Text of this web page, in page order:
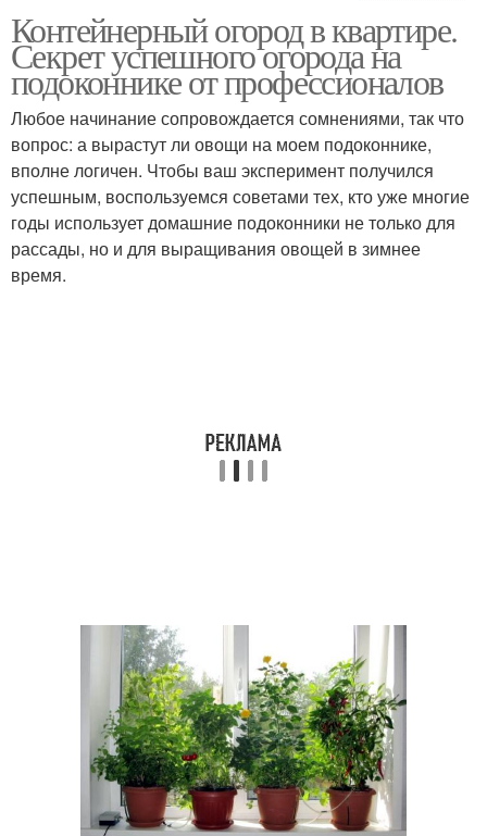
Семен для
выращивания
Вертикальный огород
Домашний огород
Контейнерный огород в квартире.
Секрет успешного огорода на
подоконнике от профессионалов
Любое начинание сопровождается сомнениями, так что
вопрос: а вырастут ли овощи на моем подоконнике,
вполне логичен. Чтобы ваш эксперимент получился
успешным, воспользуемся советами тех, кто уже многие
годы использует домашние подоконники не только для
рассады, но и для выращивания овощей в зимнее
время.